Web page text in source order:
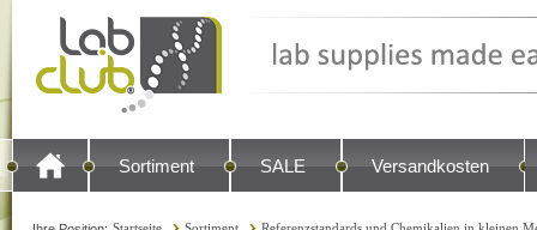
Sortiment SALE Versandkosten